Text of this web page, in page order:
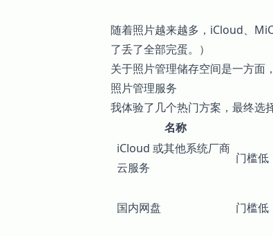
随着照片越来越多，iCloud、
了丢了全部完蛋。）
关于照片管理储存空间是一方面
照片管理服务
我体验了几个热门方案，最终选
名称
iCloud 或其他系统厂商
云服务
门槛低
国内网盘 门槛低